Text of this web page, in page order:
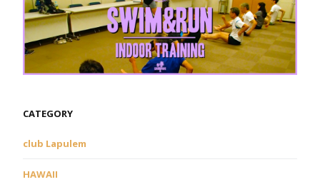
CATEGORY
club Lapulem
HAWAII